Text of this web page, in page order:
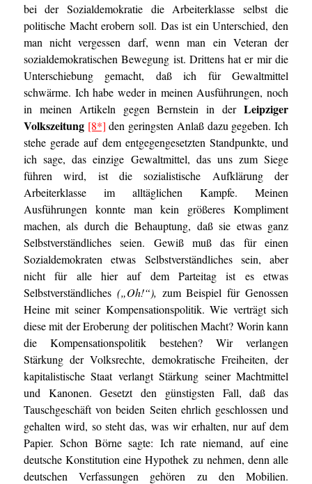
bei der Sozialdemokratie die Arbeiterklasse selbst die
politische Macht erobern soll. Das ist ein Unterschied, den
man nicht vergessen darf, wenn man ein Veteran der
sozialdemokratischen Bewegung ist. Drittens hat er mir die
Unterschiebung gemacht, daß ich für Gewaltmittel
schwärme. Ich habe weder in meinen Ausführungen, noch
in meinen Artikeln gegen Bernstein in derLeipziger
Volkszeitung [8*] den geringsten Anlaß dazu gegeben. Ich
stehe gerade auf dem entgegengesetzten Standpunkte, und
ich sage, das einzige Gewaltmittel, das uns zum Siege
führen wird, ist die sozialistische Aufklärung der
Arbeiterklasse im alltäglichen Kampfe. Meinen
Ausführungen konnte man kein größeres Kompliment
machen, als durch die Behauptung, daß sie etwas ganz
Selbstverständliches seien. Gewiß muß das für einen
Sozialdemokraten etwas Selbstverständliches sein, aber
nicht für alle hier auf dem Parteitag ist es etwas
Selbstverständliches („Oh!“), zum Beispiel für Genossen
Heine mit seiner Kompensationspolitik. Wie verträgt sich
diese mit der Eroberung der politischen Macht? Worin kann
die Kompensationspolitik bestehen? Wir verlangen
Stärkung der Volksrechte, demokratische Freiheiten, der
kapitalistische Staat verlangt Stärkung seiner Machtmittel
und Kanonen. Gesetzt den günstigsten Fall, daß das
Tauschgeschäft von beiden Seiten ehrlich geschlossen und
gehalten wird, so steht das, was wir erhalten, nur auf dem
Papier. Schon Börne sagte: Ich rate niemand, auf eine
deutsche Konstitution eine Hypothek zu nehmen, denn alle
deutschen Verfassungen gehören zu den Mobilien.